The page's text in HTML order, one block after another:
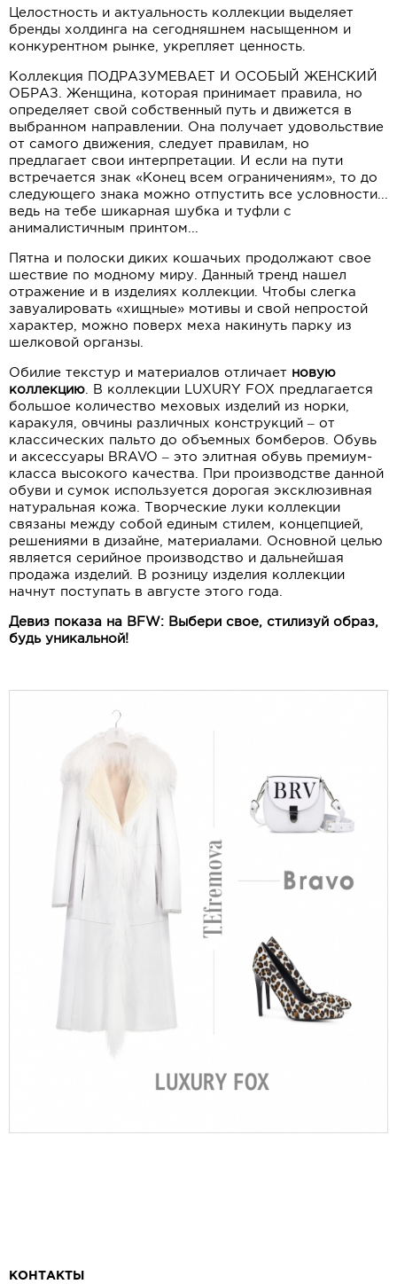
Целостность и актуальность коллекции выделяет
бренды холдинга на сегодняшнем насыщенном и
конкурентном рынке, укрепляет ценность.
Коллекция ПОДРАЗУМЕВАЕТ И ОСОБЫЙ ЖЕНСКИЙ
ОБРАЗ. Женщина, которая принимает правила, но
определяет свой собственный путь и движется в
выбранном направлении. Она получает удовольствие
от самого движения, следует правилам, но
предлагает свои интерпретации. И если на пути
встречается знак «Конец всем ограничениям», то до
следующего знака можно отпустить все условности...
ведь на тебе шикарная шубка и туфли с
анималистичным принтом...
Пятна и полоски диких кошачьих продолжают свое
шествие по модному миру. Данный тренд нашел
отражение и в изделиях коллекции. Чтобы слегка
завуалировать «хищные» мотивы и свой непростой
характер, можно поверх меха накинуть парку из
шелковой органзы.
Обилие текстур и материалов отличает новую
коллекцию . В коллекции LUXURY FOX предлагается
большое количество меховых изделий из норки,
каракуля, овчины различных конструкций – от
классических пальто до объемных бомберов. Обувь
и аксессуары BRAVO – это элитная обувь премиум-
класса высокого качества. При производстве данной
обуви и сумок используется дорогая эксклюзивная
натуральная кожа. Творческие луки коллекции
связаны между собой единым стилем, концепцией,
решениями в дизайне, материалами. Основной целью
является серийное производство и дальнейшая
продажа изделий. В розницу изделия коллекции
начнут поступать в августе этого года.
Девиз показа на BFW: Выбери свое, стилизуй образ,
будь уникальной!
КОНТАКТЫ